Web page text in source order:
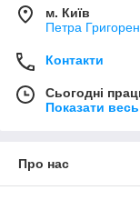
м. Київ
Петра
Контакти
Сьогодні
Показати
Про нас